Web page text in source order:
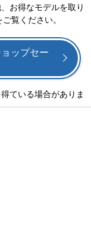
お得なモデルを取り
覧ください。
ップセー
ている場合がありま